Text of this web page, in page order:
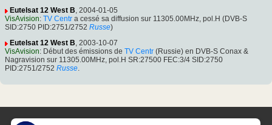
Eutelsat 12 West B, 2004-01-05
VisAvision: TV Centr a cessé sa diffusion sur 11305.00MHz, pol.H (DVB-S
SID:2750 PID:2751/2752 Russe)
Eutelsat 12 West B, 2003-10-07
VisAvision: Début des émissions de TV Centr (Russie) en DVB-S Conax &
Nagravision sur 11305.00MHz, pol.H SR:27500 FEC:3/4 SID:2750
PID:2751/2752 Russe.